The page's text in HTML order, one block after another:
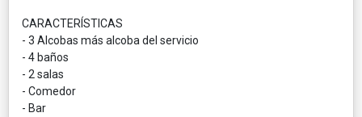
CARACTERÍSTICAS
- 3 Alcobas más alcoba del servicio
- 4 baños
- 2 salas
- Comedor
- Bar